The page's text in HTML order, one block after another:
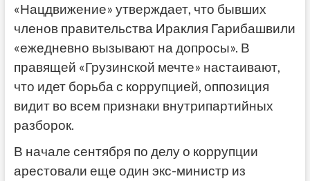
«Нацдвижение» утверждает, что бывших
членов правительства Ираклия Гарибашвили
«ежедневно вызывают на допросы». В
правящей «Грузинской мечте» настаивают,
что идет борьба с коррупцией, оппозиция
видит во всем признаки внутрипартийных
разборок.
В начале сентября по делу о коррупции
арестовали еще один экс-министр из